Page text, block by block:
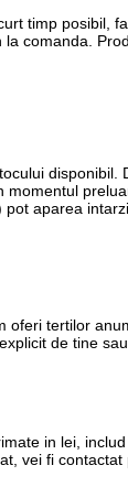
timp posibil,
comanda.
aparea
oferi tertilor
de tine
in lei,
vei fi